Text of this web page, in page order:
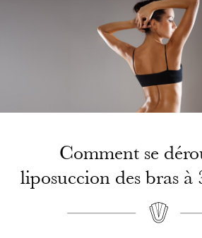
liposuccons, le bas, le haut, les
zone proche de l’épaule. Pour
liposuccion des bras à 360
exactement complète. Il faut
de la zone interne des bras afin
vaisseaux et nerfs du bras sur la
l’artère
Comment se
liposuccion des bras à